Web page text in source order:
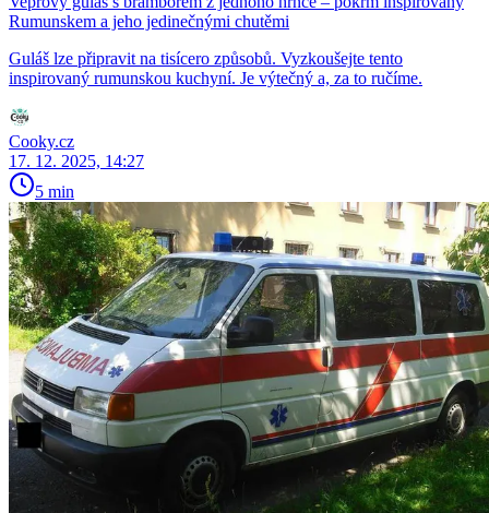
Rumunskem a jeho jedinečnými chutěmi
Guláš lze připravit na tisícero způsobů. Vyzkoušejte tento
inspirovaný rumunskou kuchyní. Je výtečný a, za to ručíme.
Cooky.cz
17. 12. 2025, 14:27
5 min